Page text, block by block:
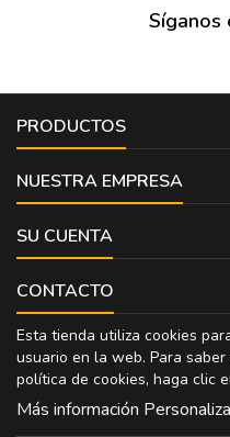
Síganos
PRODUCTOS
NUESTRA EMPRESA
SU CUENTA
CONTACTO
Esta tienda utiliza cookies
usuario en la web. Para
política de cookies, haga clic
Más información